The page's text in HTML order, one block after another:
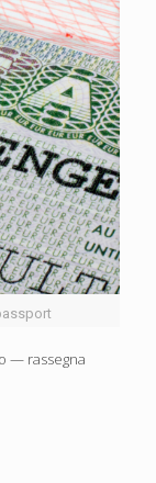
— rassegna